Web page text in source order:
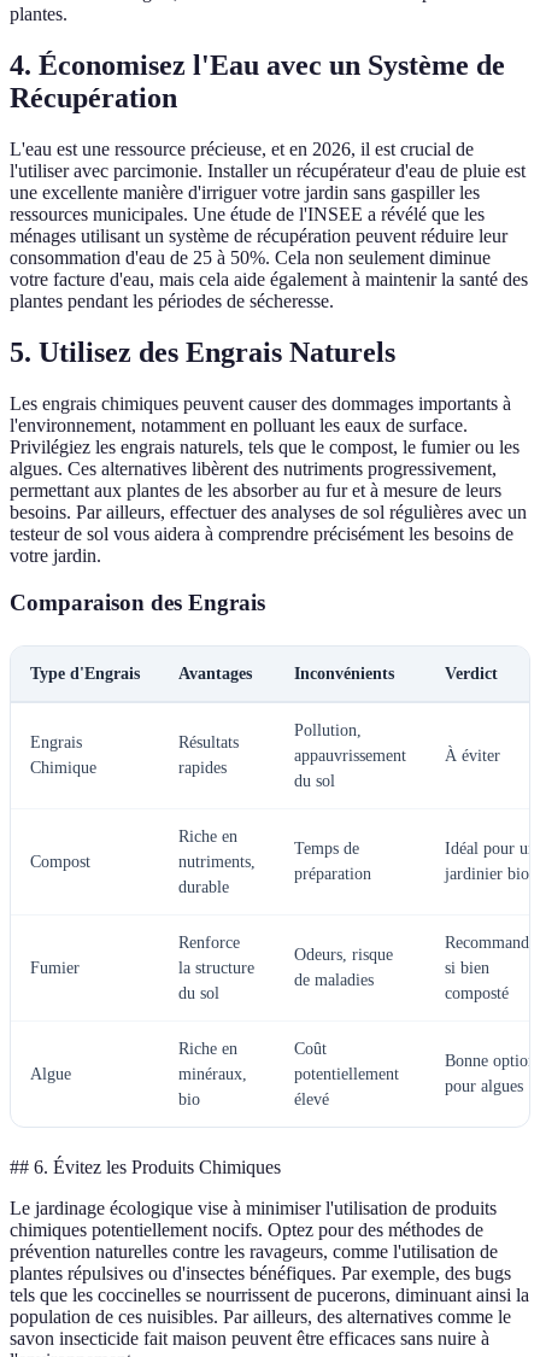
plantes.
4. Économisez l'Eau avec un Système de
Récupération
L'eau est une ressource précieuse, et en 2026, il est crucial de
l'utiliser avec parcimonie. Installer un récupérateur d'eau de pluie est
une excellente manière d'irriguer votre jardin sans gaspiller les
ressources municipales. Une étude de l'INSEE a révélé que les
ménages utilisant un système de récupération peuvent réduire leur
consommation d'eau de 25 à 50%. Cela non seulement diminue
votre facture d'eau, mais cela aide également à maintenir la santé des
plantes pendant les périodes de sécheresse.
5. Utilisez des Engrais Naturels
Les engrais chimiques peuvent causer des dommages importants à
l'environnement, notamment en polluant les eaux de surface.
Privilégiez les engrais naturels, tels que le compost, le fumier ou les
algues. Ces alternatives libèrent des nutriments progressivement,
permettant aux plantes de les absorber au fur et à mesure de leurs
besoins. Par ailleurs, effectuer des analyses de sol régulières avec un
testeur de sol vous aidera à comprendre précisément les besoins de
votre jardin.
Comparaison des Engrais
Type d'Engrais Avantages Inconvénients Verdict
Engrais
Chimique
Résultats
rapides
Pollution,
appauvrissement
du sol
À éviter
Compost
Riche en
nutriments,
durable
Temps de
préparation
Idéal pour un
jardinier bio
Fumier
Renforce
la structure
du sol
Odeurs, risque
de maladies
Recommandé
si bien
composté
Algue
Riche en
minéraux,
bio
Coût
potentiellement
élevé
Bonne option
pour algues
## 6. Évitez les Produits Chimiques
Le jardinage écologique vise à minimiser l'utilisation de produits
chimiques potentiellement nocifs. Optez pour des méthodes de
prévention naturelles contre les ravageurs, comme l'utilisation de
plantes répulsives ou d'insectes bénéfiques. Par exemple, des bugs
tels que les coccinelles se nourrissent de pucerons, diminuant ainsi la
population de ces nuisibles. Par ailleurs, des alternatives comme le
savon insecticide fait maison peuvent être efficaces sans nuire à